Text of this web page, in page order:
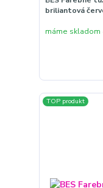
briliantová
máme skladom
TOP produkt